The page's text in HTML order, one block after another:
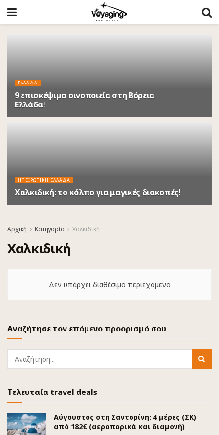
ΕΛΛΆΔΑ
9 επισκέψιμα οινοποιεία στη Βόρεια
Ελλάδα!
ΗΠΕΙΡΩΤΙΚΉ ΕΛΛΆΔΑ
Χαλκιδική: το κόλπο για μαγικές διακοπές!
Αρχική Κατηγορία Χαλκιδική
Χαλκιδική
Δεν υπάρχει διαθέσιμο περιεχόμενο
Αναζήτησε τον επόμενο προορισμό σου
Τελευταία travel deals
Αύγουστος στη Σαντορίνη: 4 μέρες (ΣΚ)
από 182€ (αεροπορικά και διαμονή)